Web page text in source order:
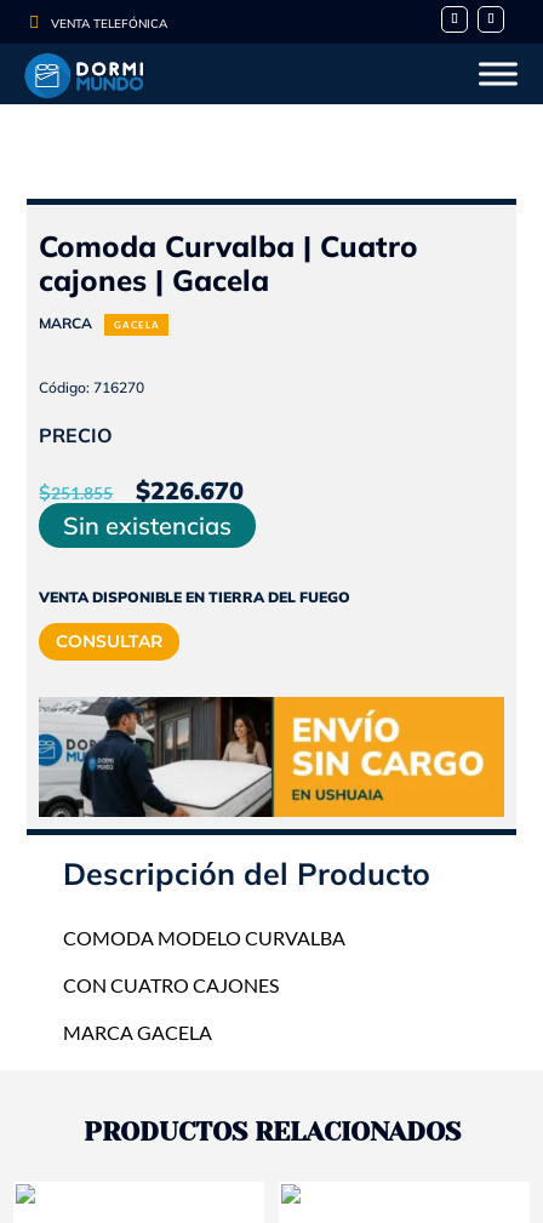
 VENTA TELEFÓNICA
Comoda Curvalba | Cuatro
cajones | Gacela
MARCA GACELA
Código: 716270
PRECIO
$251.855
El
precio
original
era:
$251.855.
$226.670El
precio
actual
es:
Sin existencias
VENTA DISPONIBLE EN TIERRA DEL FUEGO
CONSULTAR
Descripción del Producto
COMODA MODELO CURVALBA
CON CUATRO CAJONES
MARCA GACELA
PRODUCTOS RELACIONADOS